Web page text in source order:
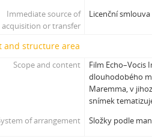
[Subseries] Cesta
[Subseries] Miss Krimi
[Subseries] Vteřina za vteřinou
[Subseries] Grátis punč
[Subseries] Jízda
Immediate source of
acquisition or transfer
Licenční
and structure area
Scope and content
Film Echo–Vocis
dlouhodobého
Maremma, v
snímek
of arrangement
Složky podle